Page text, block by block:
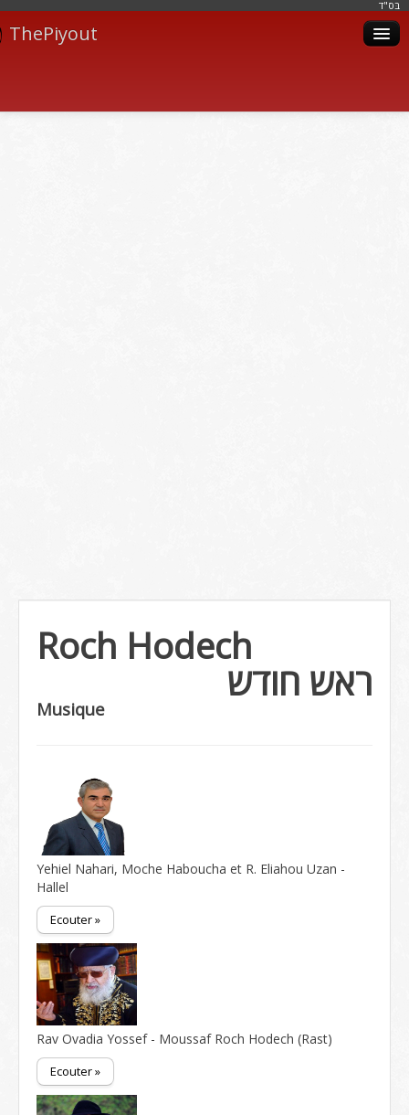
בּס"ד
ThePiyout
Roch Hodech
ראש חודש
Musique
Yehiel Nahari, Moche Haboucha et R. Eliahou Uzan -
Hallel
Ecouter »
Rav Ovadia Yossef - Moussaf Roch Hodech (Rast)
Ecouter »